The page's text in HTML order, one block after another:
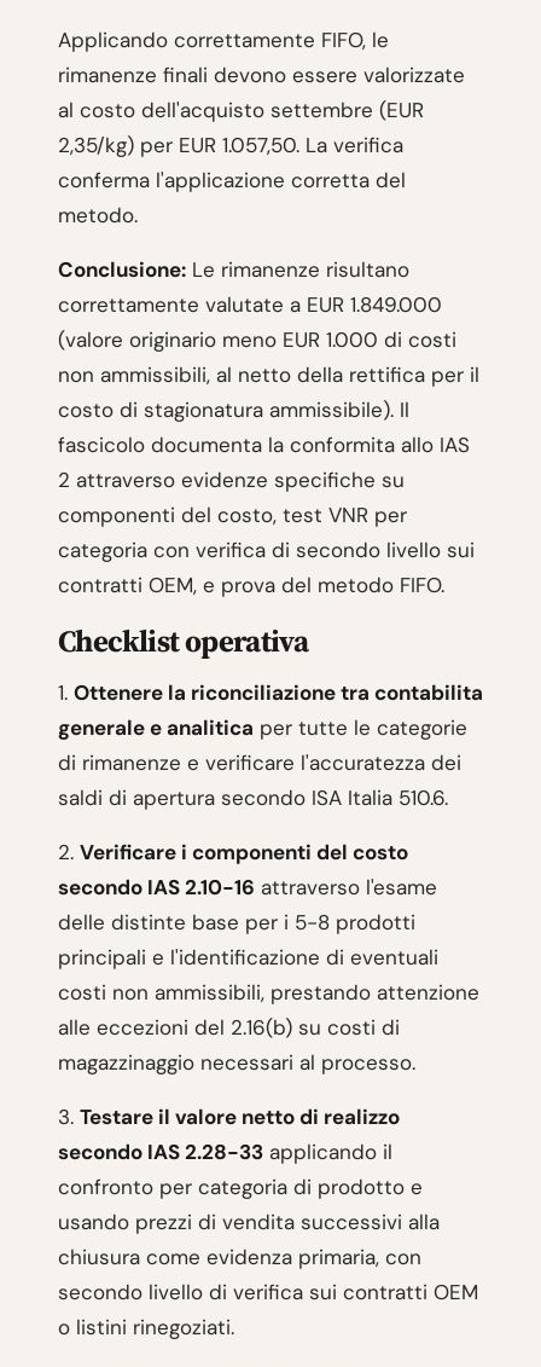
Applicando correttamente FIFO, le
rimanenze finali devono essere valorizzate
al costo dell'acquisto settembre (EUR
2,35/kg) per EUR 1.057,50. La verifica
conferma l'applicazione corretta del
metodo.
Conclusione: Le rimanenze risultano
correttamente valutate a EUR 1.849.000
(valore originario meno EUR 1.000 di costi
non ammissibili, al netto della rettifica per il
costo di stagionatura ammissibile). Il
fascicolo documenta la conformita allo IAS
2 attraverso evidenze specifiche su
componenti del costo, test VNR per
categoria con verifica di secondo livello sui
contratti OEM, e prova del metodo FIFO.
Checklist operativa
1. Ottenere la riconciliazione tra contabilita
generale e analitica per tutte le categorie
di rimanenze e verificare l'accuratezza dei
saldi di apertura secondo ISA Italia 510.6.
2. Verificare i componenti del costo
secondo IAS 2.10-16 attraverso l'esame
delle distinte base per i 5-8 prodotti
principali e l'identificazione di eventuali
costi non ammissibili, prestando attenzione
alle eccezioni del 2.16(b) su costi di
magazzinaggio necessari al processo.
3. Testare il valore netto di realizzo
secondo IAS 2.28-33 applicando il
confronto per categoria di prodotto e
usando prezzi di vendita successivi alla
chiusura come evidenza primaria, con
secondo livello di verifica sui contratti OEM
o listini rinegoziati.